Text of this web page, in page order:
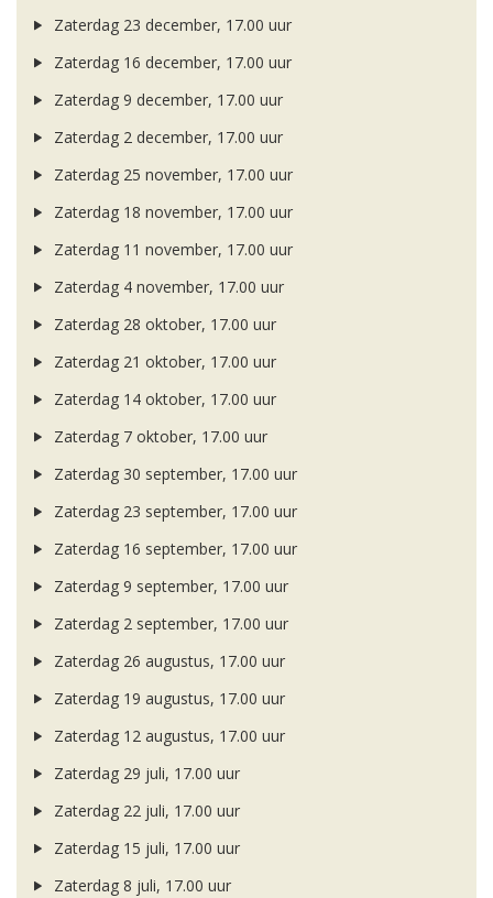
Zaterdag 23 december, 17.00 uur
Zaterdag 16 december, 17.00 uur
Zaterdag 9 december, 17.00 uur
Zaterdag 2 december, 17.00 uur
Zaterdag 25 november, 17.00 uur
Zaterdag 18 november, 17.00 uur
Zaterdag 11 november, 17.00 uur
Zaterdag 4 november, 17.00 uur
Zaterdag 28 oktober, 17.00 uur
Zaterdag 21 oktober, 17.00 uur
Zaterdag 14 oktober, 17.00 uur
Zaterdag 7 oktober, 17.00 uur
Zaterdag 30 september, 17.00 uur
Zaterdag 23 september, 17.00 uur
Zaterdag 16 september, 17.00 uur
Zaterdag 9 september, 17.00 uur
Zaterdag 2 september, 17.00 uur
Zaterdag 26 augustus, 17.00 uur
Zaterdag 19 augustus, 17.00 uur
Zaterdag 12 augustus, 17.00 uur
Zaterdag 29 juli, 17.00 uur
Zaterdag 22 juli, 17.00 uur
Zaterdag 15 juli, 17.00 uur
Zaterdag 8 juli, 17.00 uur